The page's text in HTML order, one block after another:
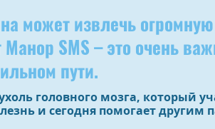
может извлечь
Манор SMS – это очень
пути.
головного мозга, который
и сегодня помогает другим